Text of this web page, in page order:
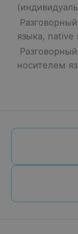
языка, native
носителем